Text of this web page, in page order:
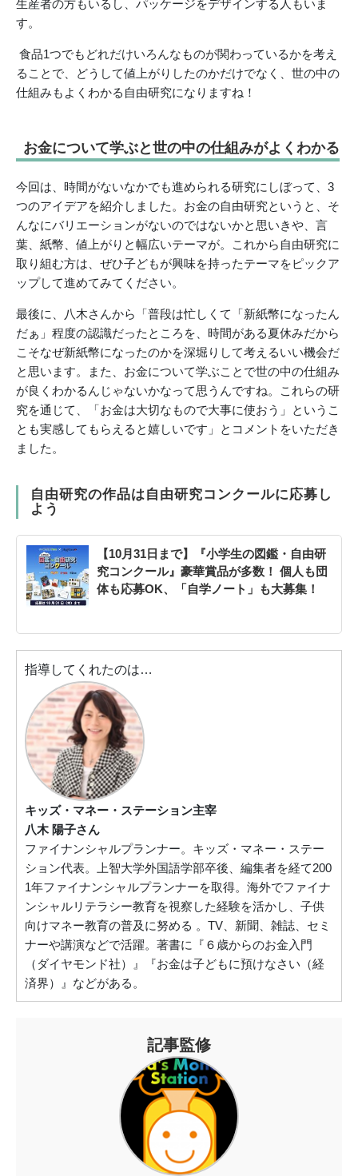
生産者の方もいるし、パッケージをデザインする人もいま
す。
食品1つでもどれだけいろんなものが関わっているかを考え
ることで、どうして値上がりしたのかだけでなく、世の中の
仕組みもよくわかる自由研究になりますね！
お金について学ぶと世の中の仕組みがよくわかる
今回は、時間がないなかでも進められる研究にしぼって、3
つのアイデアを紹介しました。お金の自由研究というと、そ
んなにバリエーションがないのではないかと思いきや、言
葉、紙幣、値上がりと幅広いテーマが。これから自由研究に
取り組む方は、ぜひ子どもが興味を持ったテーマをピックア
ップして進めてみてください。
最後に、八木さんから「普段は忙しくて「新紙幣になったん
だぁ」程度の認識だったところを、時間がある夏休みだから
こそなぜ新紙幣になったのかを深堀りして考えるいい機会だ
と思います。また、お金について学ぶことで世の中の仕組み
が良くわかるんじゃないかなって思うんですね。これらの研
究を通じて、「お金は大切なもので大事に使おう」というこ
とも実感してもらえると嬉しいです」とコメントをいただき
ました。
自由研究の作品は自由研究コンクールに応募し
よう
【10月31日まで】『小学生の図鑑・自由研
究コンクール』豪華賞品が多数！ 個人も団
体も応募OK、「自学ノート」も大募集！
指導してくれたのは…
キッズ・マネー・ステーション主宰
八木 陽子さん
ファイナンシャルプランナー。キッズ・マネー・ステー
ション代表。上智大学外国語学部卒後、編集者を経て200
1年ファイナンシャルプランナーを取得。海外でファイナ
ンシャルリテラシー教育を視察した経験を活かし、子供
向けマネー教育の普及に努める 。TV、新聞、雑誌、セミ
ナーや講演などで活躍。著書に『６歳からのお金入門
（ダイヤモンド社）』『お金は子どもに預けなさい（経
済界）』などがある。
記事監修